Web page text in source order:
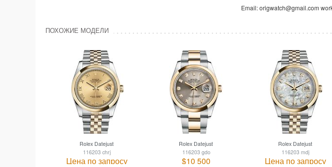
Email: origwatch@gmail.com
ПОХОЖИЕ МОДЕЛИ
Rolex Datejust
116203 chrj
Цена по запросу
Rolex Datejust
116203 gdo
$10 500
Rolex Datejust
116203 mdj
Цена по запросу